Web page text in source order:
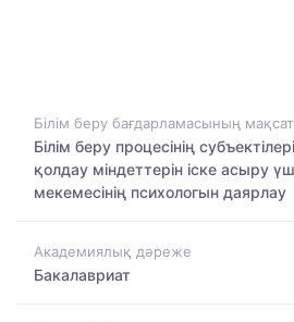
Білім беру бағдарламасының
Білім беру процесінің
қолдау міндеттерін іске асыру
мекемесінің психологын даярлау
Академиялық дәреже
Бакалавриат